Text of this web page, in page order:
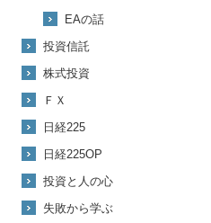
EAの話
投資信託
株式投資
ＦＸ
日経225
日経225OP
投資と人の心
失敗から学ぶ